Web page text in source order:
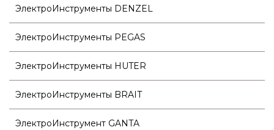
ЭлектроИнструменты DENZEL
ЭлектроИнструменты PEGAS
ЭлектроИнструменты HUTER
ЭлектроИнструменты BRAIT
ЭлектроИнструмент GANTA